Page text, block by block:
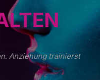
Anziehung trainierst